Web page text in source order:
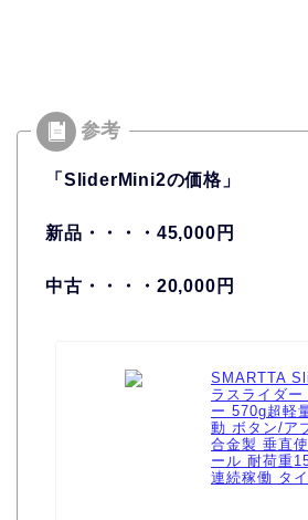
「SliderMini2の価格」
新品・・・・45,000円
中古・・・・20,000円
SMARTTA
ラスライダ
ー 570g超軽
動 ボタン/ア
合金製 垂直
ール 耐荷重
連続稼働 タ